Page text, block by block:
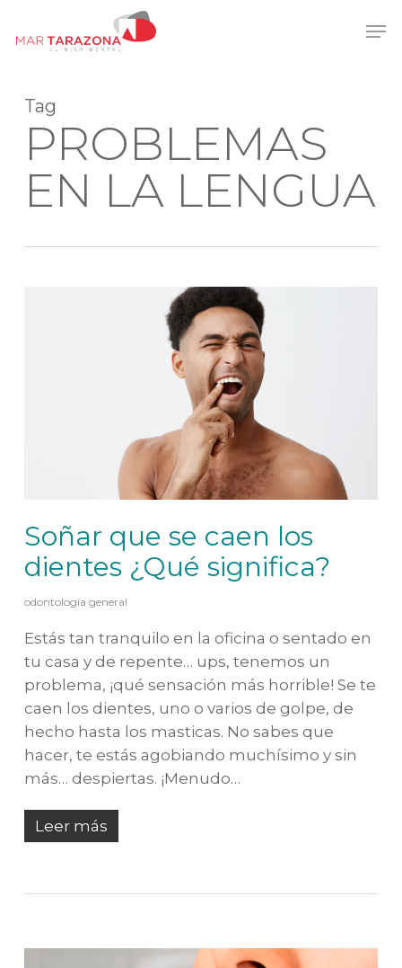
Tag
PROBLEMAS
EN LA LENGUA
Soñar que se caen los
dientes ¿Qué significa?
odontología general
Estás tan tranquilo en la oficina o sentado en
tu casa y de repente… ups, tenemos un
problema, ¡qué sensación más horrible! Se te
caen los dientes, uno o varios de golpe, de
hecho hasta los masticas. No sabes que
hacer, te estás agobiando muchísimo y sin
más… despiertas. ¡Menudo…
Leer más